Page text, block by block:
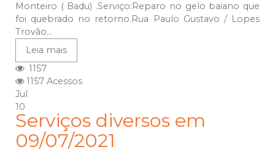
Monteiro ( Badu) .Serviço:Reparo no gelo baiano que
foi quebrado no retorno.Rua Paulo Gustavo / Lopes
Trovão...
Leia mais
1157
1157 Acessos
Jul
10
Serviços diversos em
09/07/2021